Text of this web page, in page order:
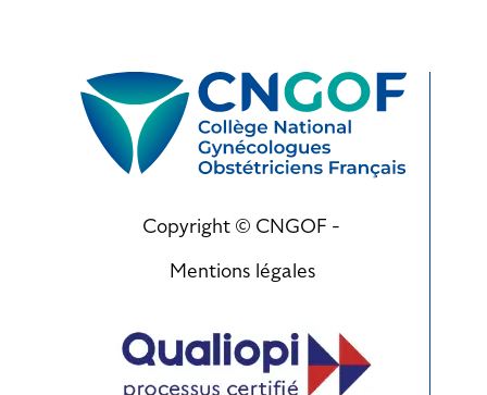
Copyright © CNGOF -
Mentions légales